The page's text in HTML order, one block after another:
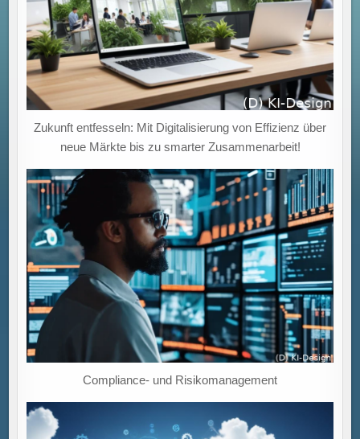
Zukunft entfesseln: Mit Digitalisierung von Effizienz über
neue Märkte bis zu smarter Zusammenarbeit!
Compliance- und Risikomanagement